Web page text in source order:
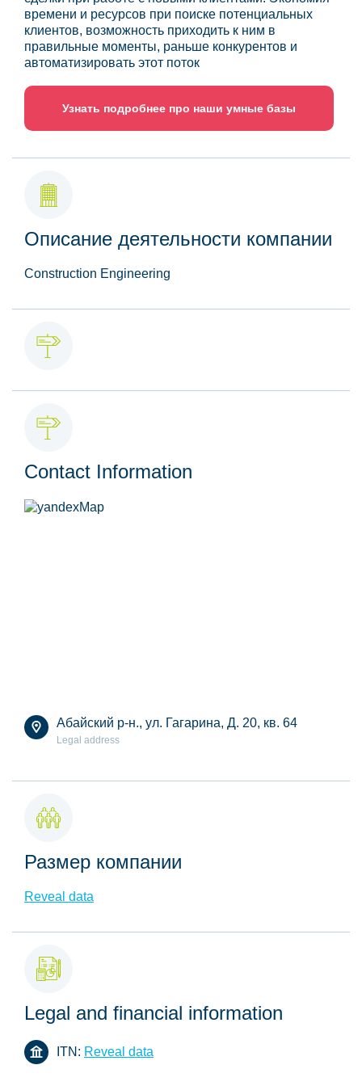
времени и ресурсов при поиске потенциальных
клиентов, возможность приходить к ним в
правильные моменты, раньше конкурентов и
автоматизировать этот поток
Узнать подробнее про наши умные базы
Описание деятельности компании
Construction Engineering
Contact Information
Абайский р-н., ул. Гагарина, Д. 20, кв. 64
Legal address
Размер компании
Reveal data
Legal and financial information
ITN: Reveal data